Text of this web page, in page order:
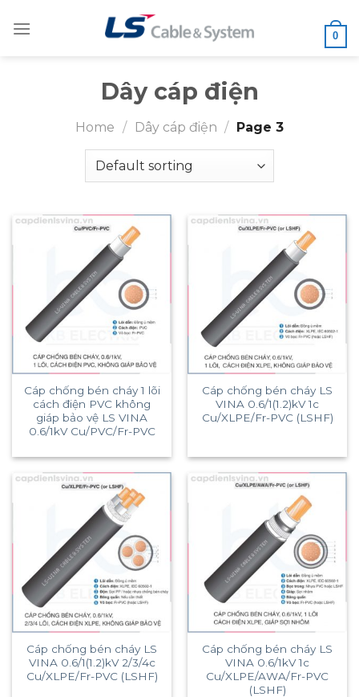
0
Dây cáp điện
Home / Dây cáp điện / Page 3
Cáp chống bén cháy 1 lõi
cách điện PVC không
giáp bảo vệ LS VINA
0.6/1kV Cu/PVC/Fr-PVC
Cáp chống bén cháy LS
VINA 0.6/1(1.2)kV 1c
Cu/XLPE/Fr-PVC (LSHF)
Cáp chống bén cháy LS
VINA 0.6/1(1.2)kV 2/3/4c
Cu/XLPE/Fr-PVC (LSHF)
Cáp chống bén cháy LS
VINA 0.6/1kV 1c
Cu/XLPE/AWA/Fr-PVC
(LSHF)